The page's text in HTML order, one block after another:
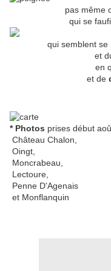
pas même
qui se
qui semblent se
et
en
et de
* Photos prises début
Château Chalon,
Oingt,
Moncrabeau,
Lectoure,
Penne D'Agenais
et Monflanquin